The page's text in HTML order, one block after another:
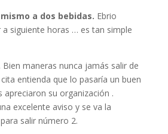
a dos bebidas. Ebrio
siguiente horas … es tan simple
Bien maneras nunca jamás salir de
entienda que lo pasaría un buen
su organización .
excelente aviso y se va la
salir número 2.